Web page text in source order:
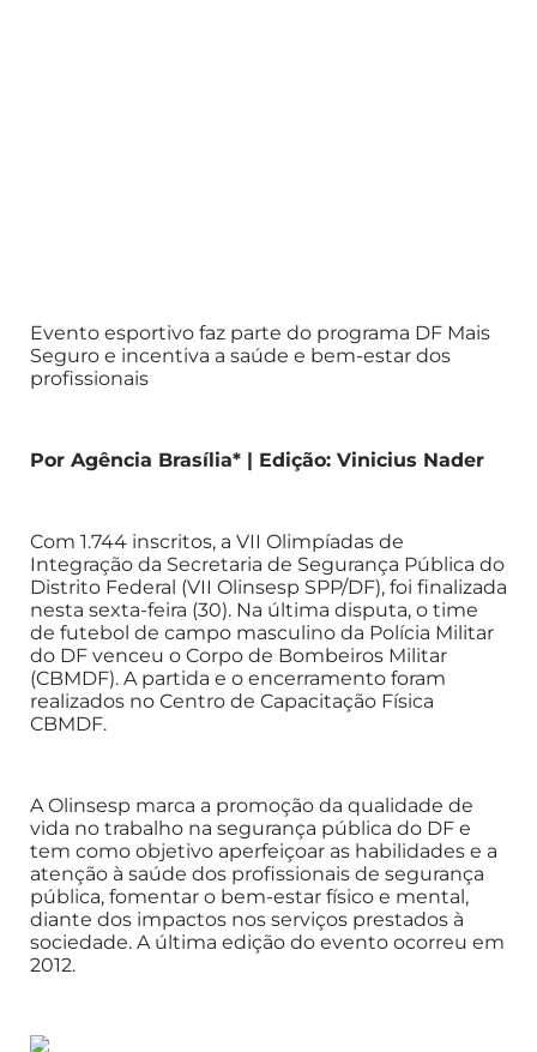
Evento esportivo faz parte do programa DF Mais
Seguro e incentiva a saúde e bem-estar dos
profissionais
Por Agência Brasília* | Edição: Vinicius Nader
Com 1.744 inscritos, a VII Olimpíadas de
Integração da Secretaria de Segurança Pública do
Distrito Federal (VII Olinsesp SPP/DF), foi finalizada
nesta sexta-feira (30). Na última disputa, o time
de futebol de campo masculino da Polícia Militar
do DF venceu o Corpo de Bombeiros Militar
(CBMDF). A partida e o encerramento foram
realizados no Centro de Capacitação Física
CBMDF.
A Olinsesp marca a promoção da qualidade de
vida no trabalho na segurança pública do DF e
tem como objetivo aperfeiçoar as habilidades e a
atenção à saúde dos profissionais de segurança
pública, fomentar o bem-estar físico e mental,
diante dos impactos nos serviços prestados à
sociedade. A última edição do evento ocorreu em
2012.